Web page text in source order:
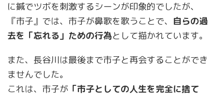
に鍼でツボを刺激するシーンが印象的でしたが、
『市子』では、市子が鼻歌を歌うことで、 自らの過
去を「忘れる」ための行為として描かれています。
また、長谷川は最後まで市子と再会することができ
ませんでした。
これは、市子が 「市子としての人生を完全に捨て